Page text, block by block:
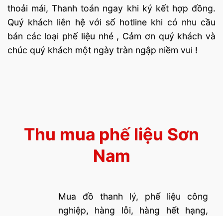
thoải mái, Thanh toán ngay khi ký kết hợp đồng.
Quý khách liên hệ với số hotline khi có nhu cầu
bán các loại phế liệu nhé , Cảm ơn quý khách và
chúc quý khách một ngày tràn ngập niềm vui !
Thu mua phế liệu Sơn
Nam
Mua đồ thanh lý, phế liệu công
nghiệp, hàng lỗi, hàng hết hạng,